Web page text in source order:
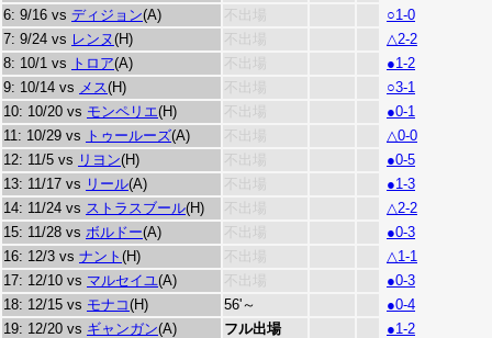
6: 9/16 vs ディジョン(A) 不出場
○1-0
7: 9/24 vs レンヌ(H) 不出場
△2-2
8: 10/1 vs トロア(A) 不出場
●1-2
9: 10/14 vs メス(H) 不出場
○3-1
10: 10/20 vs モンペリエ(H) 不出場
●0-1
11: 10/29 vs トゥールーズ(A) 不出場
△0-0
12: 11/5 vs リヨン(H) 不出場
●0-5
13: 11/17 vs リール(A) 不出場
●1-3
14: 11/24 vs ストラスブール(H) 不出場
△2-2
15: 11/28 vs ボルドー(A) 不出場
●0-3
16: 12/3 vs ナント (H) 不出場
△1-1
17: 12/10 vs マルセイユ(A) 不出場
●0-3
18: 12/15 vs モナコ(H) 56'～
●0-4
19: 12/20 vs ギャンガン(A) フル出場
●1-2